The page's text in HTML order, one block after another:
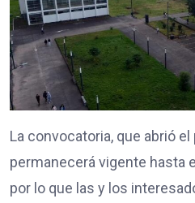
La convocatoria, que abrió
permanecerá vigente hasta
por lo que las y los